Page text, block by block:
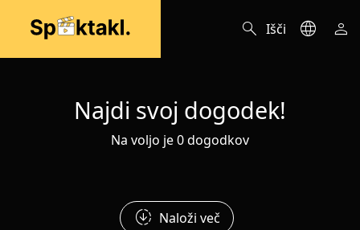
search Išči language person
Najdi svoj dogodek!
Na voljo je 0 dogodkov
downloading Naloži več